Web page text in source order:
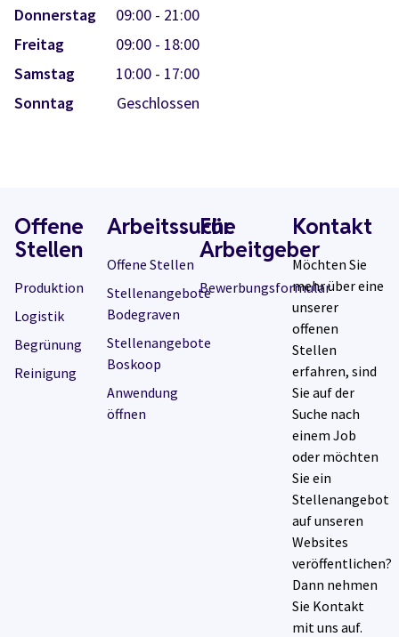
Donnerstag
09:00 - 21:00
Freitag
09:00 - 18:00
Samstag
10:00 - 17:00
Sonntag
Geschlossen
Offene
Stellen
Produktion
Logistik
Begrünung
Reinigung
Arbeitssuche
Offene Stellen
Stellenangebote
Bodegraven
Stellenangebote
Boskoop
Anwendung
öffnen
Für
Arbeitgeber
Bewerbungsformular
Kontakt
Möchten Sie
mehr über eine
unserer
offenen
Stellen
erfahren, sind
Sie auf der
Suche nach
einem Job
oder möchten
Sie ein
Stellenangebot
auf unseren
Websites
veröffentlichen?
Dann nehmen
Sie Kontakt
mit uns auf.